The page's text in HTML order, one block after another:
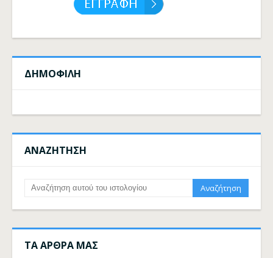
ΔΗΜΟΦΙΛΗ
ΑΝΑΖΗΤΗΣΗ
ΤΑ ΑΡΘΡΑ ΜΑΣ